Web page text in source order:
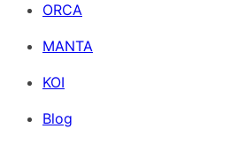
ORCA
MANTA
KOI
Blog